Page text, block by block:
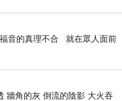
的真理不合 就在眾人面前
牆角的灰 倒流的陰影 大火吞